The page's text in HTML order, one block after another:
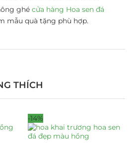
ghé cửa hàng Hoa sen đá
mẫu quà tặng phù hợp.
THÍCH
-14%